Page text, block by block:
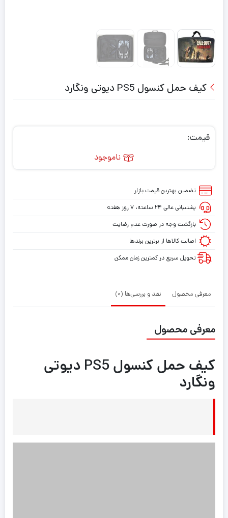
کیف حمل کنسول PS5 دیوتی ونگارد
قیمت:
ناموجود
تضمین بهترین قیمت بازار
پشتیبانی عالی ۲۴ ساعته، ۷ روز هفته
بازگشت وجه در صورت عدم رضایت
اصالت کالاها از برترین برندها
تحویل سریع در کمترین زمان ممکن
معرفی محصول نقد و بررسی‌ها (0)
معرفی محصول
کیف حمل کنسول PS5 دیوتی
ونگارد